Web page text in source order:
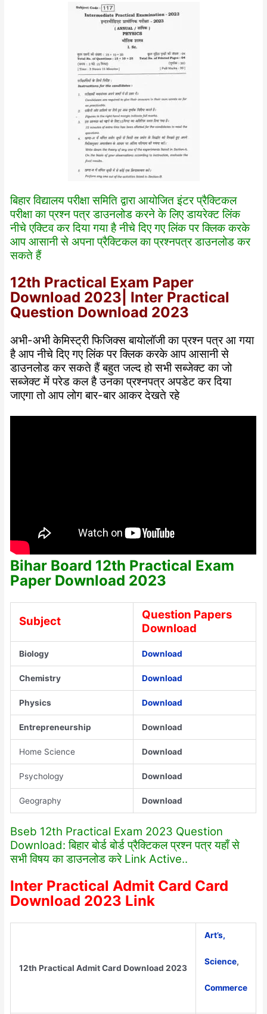
बिहार विद्यालय परीक्षा समिति द्वारा आयोजित इंटर प्रैक्टिकल
परीक्षा का प्रश्न पत्र डाउनलोड करने के लिए डायरेक्ट लिंक
नीचे एक्टिव कर दिया गया है नीचे दिए गए लिंक पर क्लिक करके
आप आसानी से अपना प्रैक्टिकल का प्रश्नपत्र डाउनलोड कर
सकते हैं
12th Practical Exam Paper
Download 2023| Inter Practical
Question Download 2023
अभी-अभी केमिस्ट्री फिजिक्स बायोलॉजी का प्रश्न पत्र आ गया
है आप नीचे दिए गए लिंक पर क्लिक करके आप आसानी से
डाउनलोड कर सकते हैं बहुत जल्द हो सभी सब्जेक्ट का जो
सब्जेक्ट में परेड कल है उनका प्रश्नपत्र अपडेट कर दिया
जाएगा तो आप लोग बार-बार आकर देखते रहे
Bihar Board 12th Practical Exam
Paper Download 2023
Subject
Question Papers
Download
Biology Download
Chemistry Download
Physics Download
Entrepreneurship Download
Home Science Download
Psychology Download
Geography Download
Bseb 12th Practical Exam 2023 Question
Download: बिहार बोर्ड बोर्ड प्रैक्टिकल प्रश्न पत्र यहाँ से
सभी विषय का डाउनलोड करे Link Active..
Inter Practical Admit Card Card
Download 2023 Link
12th Practical Admit Card Download 2023
Art’s,
Science,
Commerce